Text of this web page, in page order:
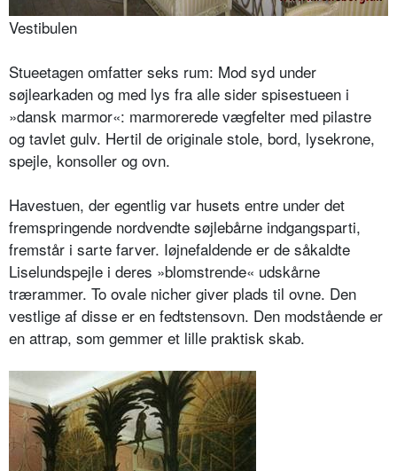
Vestibulen
Stueetagen omfatter seks rum: Mod syd under
søjlearkaden og med lys fra alle sider spisestueen i
»dansk marmor«: marmorerede vægfelter med pilastre
og tavlet gulv. Hertil de originale stole, bord, lysekrone,
spejle, konsoller og ovn.
Havestuen, der egentlig var husets entre under det
fremspringende nordvendte søjlebårne indgangsparti,
fremstår i sarte farver. Iøjnefaldende er de såkaldte
Liselundspejle i deres »blomstrende« udskårne
trærammer. To ovale nicher giver plads til ovne. Den
vestlige af disse er en fedtstensovn. Den modstående er
en attrap, som gemmer et lille praktisk skab.